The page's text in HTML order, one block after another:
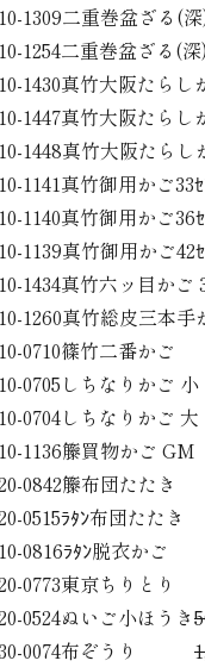
10-1309二重巻盆ざ
10-1254二重巻盆ざ
10-1430真竹大阪た
10-1447真竹大阪た
10-1448真竹大阪た
10-1141真竹御用か
10-1140真竹御用か
10-1139真竹御用か
10-1434真竹六ッ目
10-1260真竹総皮三
10-0710篠竹二番か
10-0705しちなりか
10-0704しちなりか
10-1136籐買物かご
0842籐布団たた
0515ﾗﾀﾝ布団た
10-0816ﾗﾀﾝ脱
0773東京ちり
0524ぬいご小ほうき
0074布ぞうり